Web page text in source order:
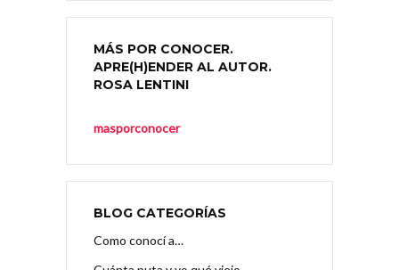
MÁS POR CONOCER.
APRE(H)ENDER AL AUTOR.
ROSA LENTINI
masporconocer
BLOG CATEGORÍAS
Como conocí a…